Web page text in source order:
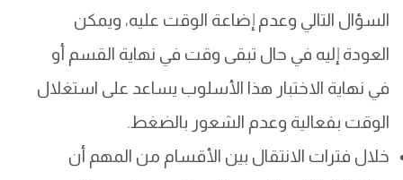
السؤال التالي وعدم إضاعة الوقت عليه، ويمكن
العودة إليه في حال تبقى وقت في نهاية القسم أو
في نهاية الاختبار هذا الأسلوب يساعد على استغلال
الوقت بفعالية وعدم الشعور بالضغط.
خلال فترات الانتقال بين الأقسام من المهم أن